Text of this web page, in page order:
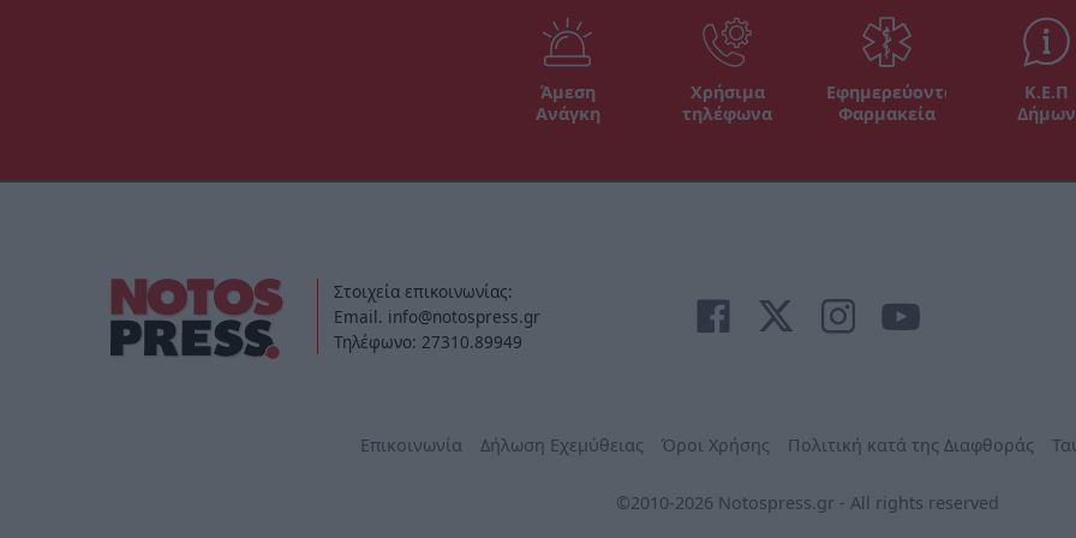
Άμεση
Ανάγκη
Χρήσιμα
τηλέφωνα
Εφημερεύοντα
Φαρμακεία
Κ.Ε.Π
Δήμων
Στοιχεία επικοινωνίας:
Email. info@notospress.gr
Τηλέφωνο: 27310.89949
Επικοινωνία Δήλωση Εχεμύθειας Όροι Χρήσης Πολιτική κατά της Διαφθοράς
©2010-2026 Notospress.gr - All rights reserved